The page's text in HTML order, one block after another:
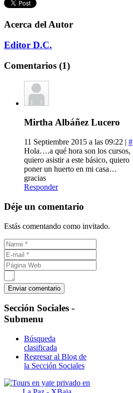
Acerca del Autor
Editor D.C.
Comentarios (1)
Mirtha Albáñez Lucero
11 Septiembre 2015 a las 09:22 | #
Hola….a qué hora son los cursos,
quiero asistir a este básico, quiero
poner un huerto en mi casa…
gracias
Responder
Déje un comentario
Estás comentando como invitado.
Sección Sociales -
Submenu
Búsqueda
clasificada
Regresar al Blog de
la Sección Sociales